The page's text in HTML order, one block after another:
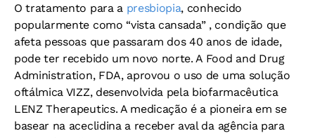
O tratamento para a presbiopia, conhecido
popularmente como “vista cansada” , condição que
afeta pessoas que passaram dos 40 anos de idade,
pode ter recebido um novo norte. A Food and Drug
Administration, FDA, aprovou o uso de uma solução
oftálmica VIZZ, desenvolvida pela biofarmacêutica
LENZ Therapeutics. A medicação é a pioneira em se
basear na aceclidina a receber aval da agência para